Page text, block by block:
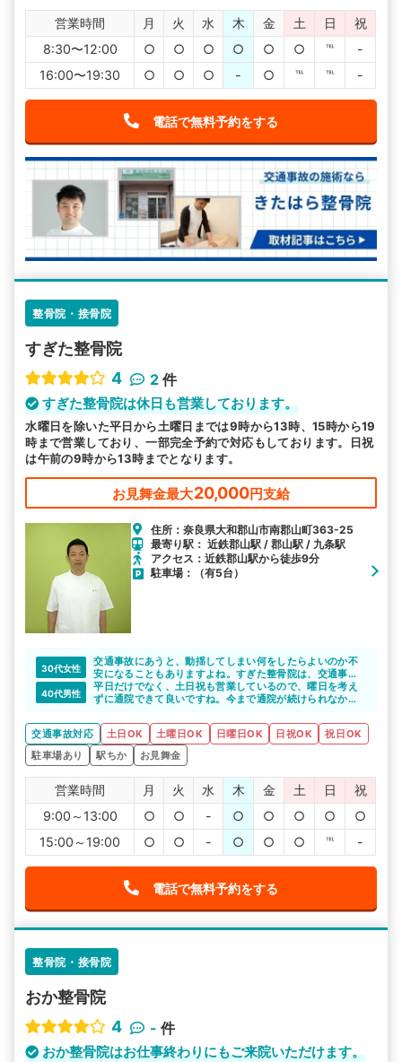
営業時間 月 火 水 木 金 土 日
祝
8:30〜12:00
○ ○ ○ ○ ○ ○ ℡
-
16:00〜19:30
○ ○ ○ - ○ ℡ ℡ -
電話で無料予約をする
整骨院・接骨院
すぎた整骨院
4
2 件
すぎた整骨院は休日も営業しております。
水曜日を除いた平日から土曜日までは9時から13時、15時から19
時まで営業しており、一部完全予約で対応もしております。日祝
は午前の9時から13時までとなります。
お見舞金最大20,000円支給
住所：奈良県大和郡山市南郡山町363-25
最寄り駅： 近鉄郡山駅 / 郡山駅 / 九条駅
アクセス：近鉄郡山駅から徒歩9分
駐車場：（有5台）
30代女性
交通事故にあうと、動揺してしまい何をしたらよいのか不
安になることもありますよね。すぎた整骨院は、交通事故
による怪我の施術や知識が豊富な整骨院です。施術につい
ての相談から保険の手続きまで幅広いサポートを受けられ
また、日曜や祝日も営業しているので通いやすいですよ
ね。
40代男性
平日だけでなく、土日祝も営業しているので、曜日を考え
ずに通院できて良いですね。今まで通院が続けられなかっ
交通事故対応
土日OK 土曜日OK 日曜日OK 日祝OK
祝日OK
駐車場あり
駅ちか お見舞金
営業時間 月 火 水 木 金 土 日
祝
9:00～13:00
○ ○ - ○ ○ ○ ○
○
15:00～19:00
○ ○ - ○ ○ ○ ℡ -
電話で無料予約をする
整骨院・接骨院
おか整骨院
4
- 件
おか整骨院はお仕事終わりにもご来院いただけます。